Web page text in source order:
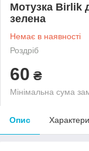
Мотузка Birlik
зелена
Немає в наявності
Роздріб
60 ₴
Мінімальна сума
Опис